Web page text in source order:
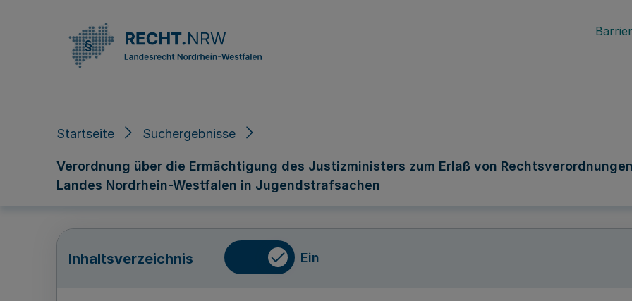
Startseite Suchergebnisse
Verordnung über die Ermächtigung des Justizministers zum Erlaß von
Landes Nordrhein-Westfalen in Jugendstrafsachen
Inhaltsverzeichnis Ein